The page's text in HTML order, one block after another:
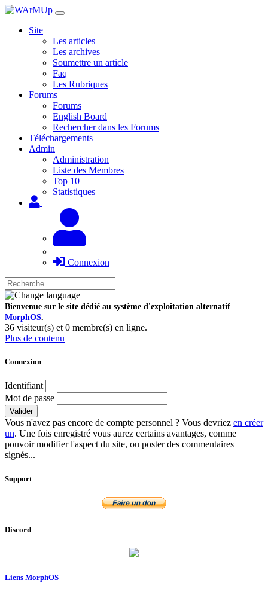
Site
Les articles
Les archives
Soumettre un article
Faq
Les Rubriques
Forums
Forums
English Board
Rechercher dans les Forums
Téléchargements
Admin
Administration
Liste des Membres
Top 10
Statistiques
Connexion
Bienvenue sur le site dédié au système d'exploitation alternatif
MorphOS.
36 visiteur(s) et 0 membre(s) en ligne.
Plus de contenu
Connexion
Identifiant
Mot de passe
Valider
Vous n'avez pas encore de compte personnel ? Vous devriez en créer
un. Une fois enregistré vous aurez certains avantages, comme
pouvoir modifier l'aspect du site, ou poster des commentaires
signés...
Support
Discord
Liens MorphOS